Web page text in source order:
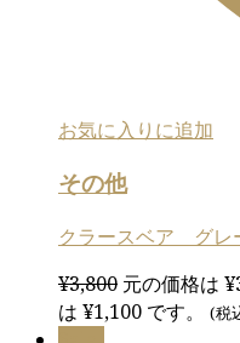
お気に入りに追加
その他
クラースベア グレ
¥3,800 元の価格は
は ¥1,100 です。
(税